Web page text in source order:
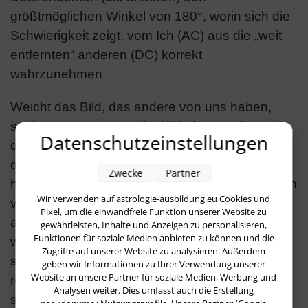
größtmöglichen Winkel von 180°, worin sich die
Schwierigkeit zeigt, vom Ich (AC) aus die „weit
entfernten“ anderen (DC) korrekt
wahrzunehmen.
Weicht das Bild, das andere von uns haben,
stark von unserem Selbstbild ab, so sollten wir
dieses vermutlich überdenken. Allerdings ist
dabei zu differenzieren: Um was für Feedbacks
handelt es sich dabei? Stammen die Reaktionen
von Menschen, die uns eher annehmen oder
ablehnen? Ist der Blickwinkel überwiegend
wohlwollend, gleichgültig oder kritisch? Wie wir
sehen, ist es gar nicht so einfach, ein
realistisches Bild zu erhalten. Im Horoskop zeigt
sich aber die Einstellung der anderen relativ
Datenschutzeinstellungen
Wir verwenden auf astrologie-ausbildung.eu Cookies und
Pixel, um die einwandfreie Funktion unserer Website zu
gewährleisten, Inhalte und Anzeigen zu personalisieren,
Funktionen für soziale Medien anbieten zu können und die
Zugriffe auf unserer Website zu analysieren. Außerdem
geben wir Informationen zu Ihrer Verwendung unserer
Website an unsere Partner für soziale Medien, Werbung und
Analysen weiter. Dies umfasst auch die Erstellung
pseudonymer Nutzungsprofile. Unsere Partner (Google
Zwecke Partner